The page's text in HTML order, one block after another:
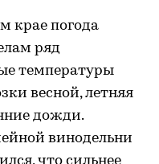
крае погода
ряд
температуры
весной, летняя
дожди.
винодельни